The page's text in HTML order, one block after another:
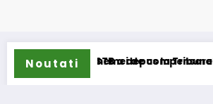
Noutati
schemei de compensare a
STB a depus la Tribunalul